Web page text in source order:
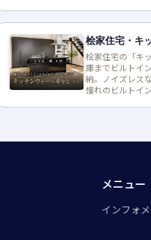
桧家住宅・キ
桧家住宅の「キ
庫までビルトイ
納。ノイズレス
憧れのビルトイ
メニュー
インフォ